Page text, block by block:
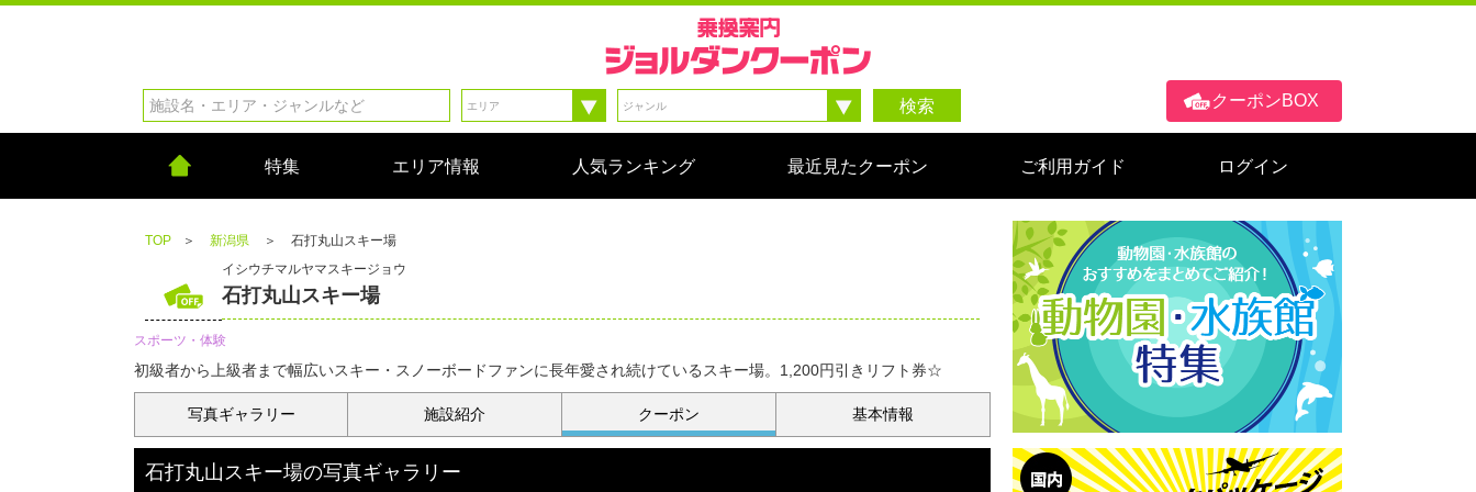
クーポンBOX
検索
特集 エリア情報 人気ランキング 最近見たクーポン ご利用ガイド ログイン
TOP ＞ 新潟県 ＞
石打丸山スキー場
イシウチマルヤマスキージョウ
石打丸山スキー場
スポーツ・体験
初級者から上級者まで幅広いスキー・スノーボードファンに長年愛され続けているスキー場。1,200円引きリフト券☆
写真ギャラリー 施設紹介 クーポン 基本情報
石打丸山スキー場の写真ギャラリー